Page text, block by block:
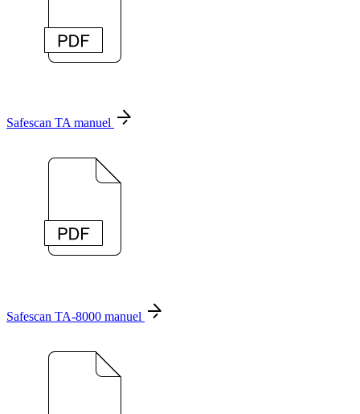
Safescan TA manuel
Safescan TA-8000 manuel